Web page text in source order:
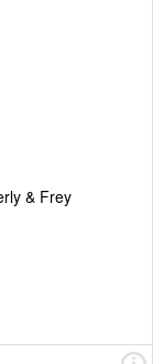
& Frey